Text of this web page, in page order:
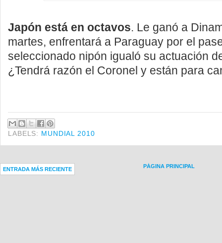
Japón está en octavos. Le ganó a
martes, enfrentará a Paraguay por el
seleccionado nipón igualó su actuación
¿Tendrá razón el Coronel y están para
LABELS: MUNDIAL 2010
ENTRADA MÁS RECIENTE PÁGINA PRINCIPAL